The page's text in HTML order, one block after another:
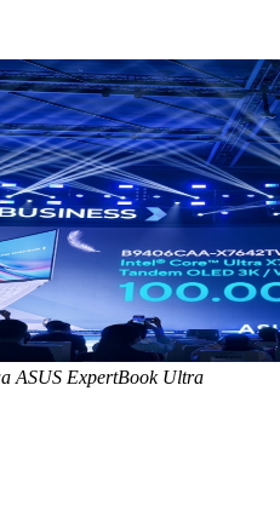
ASUS ExpertBook Ultra